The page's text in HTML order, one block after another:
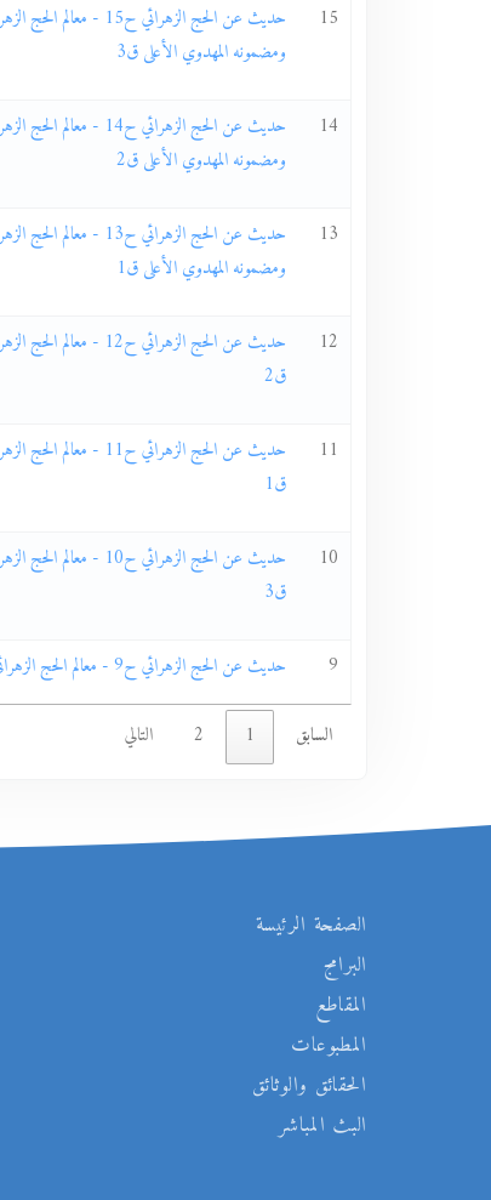
15
ومضمونه المهدوي الأعلى ق3
14
ومضمونه المهدوي الأعلى ق2
13
ومضمونه المهدوي الأعلى ق1
12
ق2
11
ق1
10
ق3
9 حديث عن الحج الزهرائي ح9 - معالم الحج الزهرائي 8 - مناسك الحج ق2
السابق 1
2 التالي
الصفحة الرئيسة
البرامج
المقاطع
المطبوعات
الحقائق والوثائق
البث المباشر